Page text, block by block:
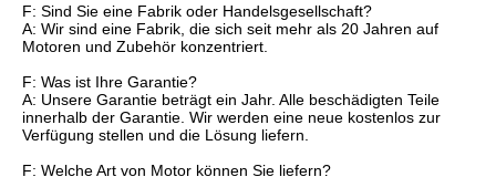
F: Sind Sie eine Fabrik oder Handelsgesellschaft?
A: Wir sind eine Fabrik, die sich seit mehr als 20 Jahren auf
Motoren und Zubehör konzentriert.
F: Was ist Ihre Garantie?
A: Unsere Garantie beträgt ein Jahr. Alle beschädigten Teile
innerhalb der Garantie. Wir werden eine neue kostenlos zur
Verfügung stellen und die Lösung liefern.
F: Welche Art von Motor können Sie liefern?